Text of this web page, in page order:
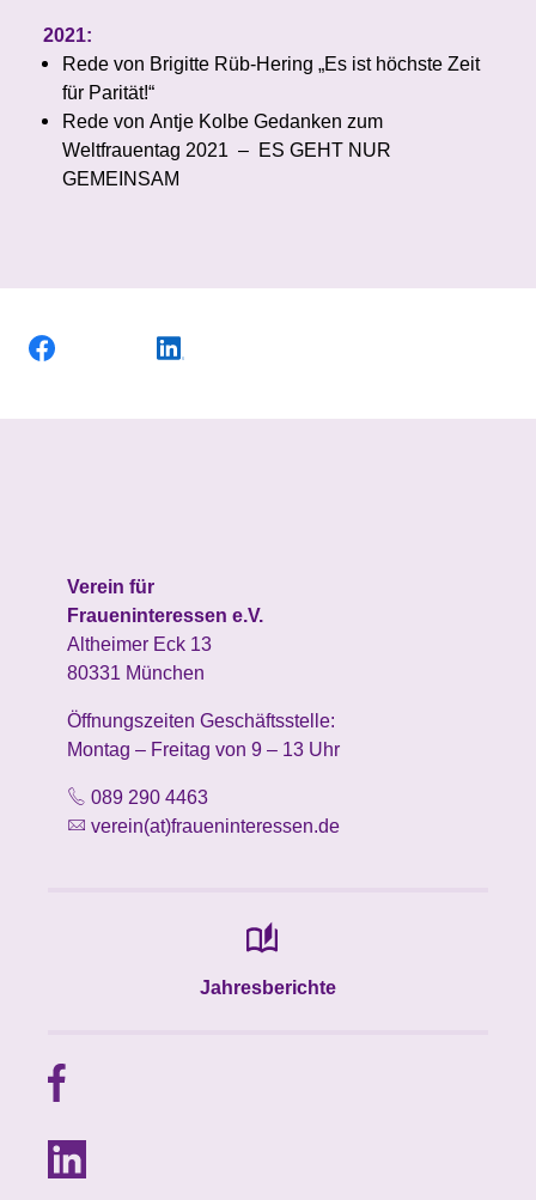
2021:
Rede von Brigitte Rüb-Hering „Es ist höchste Zeit
für Parität!“
Rede von Antje Kolbe Gedanken zum
Weltfrauentag 2021 – ES GEHT NUR
GEMEINSAM
Verein für
Fraueninteressen e.V.
Altheimer Eck 13
80331 München
Öffnungszeiten Geschäftsstelle:
Montag – Freitag von 9 – 13 Uhr
089 290 4463
verein(at)fraueninteressen.de
Jahresberichte